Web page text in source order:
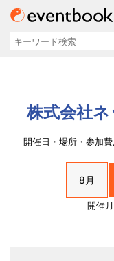
株式会社
開催日・場所・参加
8月
開催